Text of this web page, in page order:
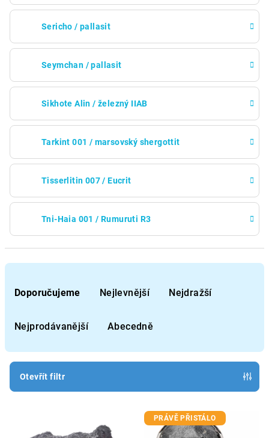
Sericho / pallasit
Seymchan / pallasit
Sikhote Alin / železný IIAB
Tarkint 001 / marsovský shergottit
Tisserlitin 007 / Eucrit
Tni-Haia 001 / Rumuruti R3
r
Doporučujeme Nejlevnější Nejdražší
Nejprodávanější Abecedně
Otevřít filtr
PRÁVĚ PŘISTÁLO